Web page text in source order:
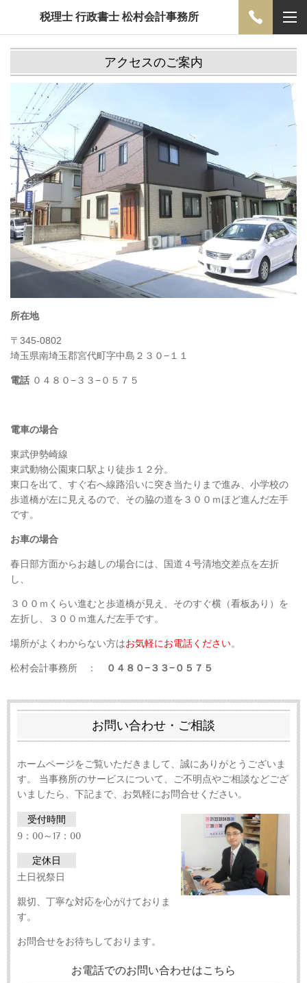
税理士 行政書士 松村会計事務所
アクセスのご案内
所在地
〒345-0802
埼玉県南埼玉郡宮代町字中島２３０−１１
電話 ０４８０−３３−０５７５
電車の場合
東武伊勢崎線
東武動物公園東口駅より徒歩１２分。
東口を出て、すぐ右へ線路沿いに突き当たりまで進み、小学校の
歩道橋が左に見えるので、その脇の道を３００ｍほど進んだ左手
です。
お車の場合
春日部方面からお越しの場合には、国道４号清地交差点を左折
し、
３００ｍくらい進むと歩道橋が見え、そのすぐ横（看板あり）を
左折し、３００ｍ進んだ左手です。
場所がよくわからない方はお気軽にお電話ください。
松村会計事務所 ： ０４８０−３３−０５７５
お問い合わせ・ご相談
ホームページをご覧いただきまして、誠にありがとうございま
す。 当事務所のサービスについて、ご不明点やご相談などござ
いましたら、下記まで、お気軽にお問合せください。
受付時間
9：00～17：00
定休日
土日祝祭日
親切、丁寧な対応を心がけておりま
す。
お問合せをお待ちしております。
お電話でのお問い合わせはこちら